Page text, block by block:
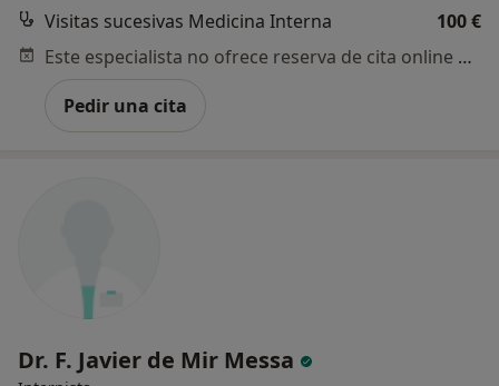
Visitas sucesivas Medicina Interna
100 €
Este especialista no ofrece reserva de cita online en esta dirección.
Pedir una cita
Dr. F. Javier de Mir Messa